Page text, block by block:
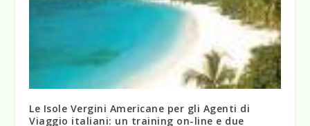
Le Isole Vergini Americane per gli Agenti di
Viaggio italiani: un training on-line e due